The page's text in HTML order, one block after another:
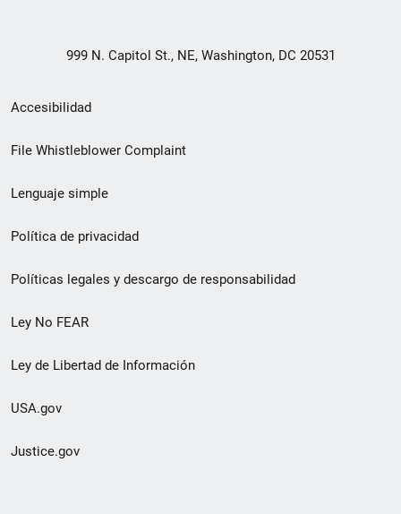
999 N. Capitol St., NE, Washington, DC 20531
Menú
de
de
pie
de
página
Accesibilidad
File Whistleblower Complaint
Lenguaje simple
Política de privacidad
Políticas legales y descargo de responsabilidad
Ley No FEAR
Ley de Libertad de Información
USA.gov
Justice.gov